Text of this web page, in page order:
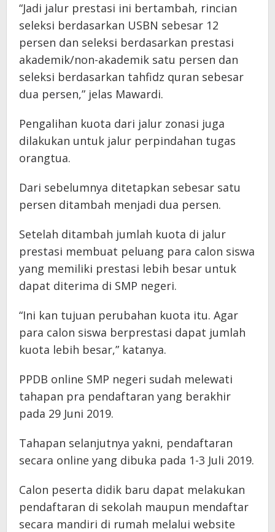
“Jadi jalur prestasi ini bertambah, rincian
seleksi berdasarkan USBN sebesar 12
persen dan seleksi berdasarkan prestasi
akademik/non-akademik satu persen dan
seleksi berdasarkan tahfidz quran sebesar
dua persen,” jelas Mawardi.
Pengalihan kuota dari jalur zonasi juga
dilakukan untuk jalur perpindahan tugas
orangtua.
Dari sebelumnya ditetapkan sebesar satu
persen ditambah menjadi dua persen.
Setelah ditambah jumlah kuota di jalur
prestasi membuat peluang para calon siswa
yang memiliki prestasi lebih besar untuk
dapat diterima di SMP negeri.
“Ini kan tujuan perubahan kuota itu. Agar
para calon siswa berprestasi dapat jumlah
kuota lebih besar,” katanya.
PPDB online SMP negeri sudah melewati
tahapan pra pendaftaran yang berakhir
pada 29 Juni 2019.
Tahapan selanjutnya yakni, pendaftaran
secara online yang dibuka pada 1-3 Juli 2019.
Calon peserta didik baru dapat melakukan
pendaftaran di sekolah maupun mendaftar
secara mandiri di rumah melalui website